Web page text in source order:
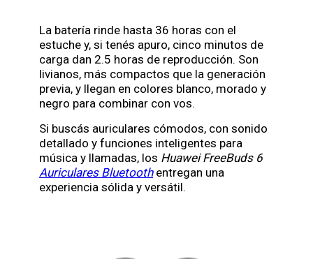
La batería rinde hasta 36 horas con el
estuche y, si tenés apuro, cinco minutos de
carga dan 2.5 horas de reproducción. Son
livianos, más compactos que la generación
previa, y llegan en colores blanco, morado y
negro para combinar con vos.
Si buscás auriculares cómodos, con sonido
detallado y funciones inteligentes para
música y llamadas, los Huawei FreeBuds 6
Auriculares Bluetoothentregan una
experiencia sólida y versátil.